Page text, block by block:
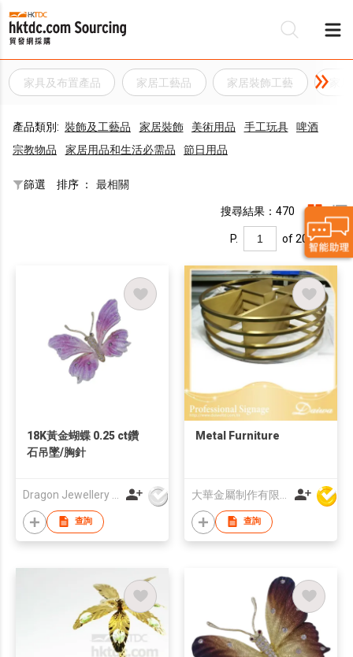
家具及布置產品 家居工藝品 家居裝飾工藝
產品類別: 裝飾及工藝品 家居裝飾 美術用品 手工玩具
啤酒
宗教物品
家居用品和生活必需品 節日用品
篩選 排序 ： 最相關
搜尋結果：470
P. of 20
18K黃金蝴蝶 0.25 ct鑽
石吊墜/胸針
查詢
Metal Furniture
查詢